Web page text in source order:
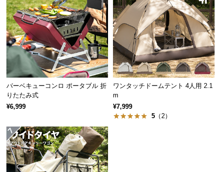
入
経
路
に
つ
て
返
品・
ャ
ン
セ
ル
バーベキューコンロ ポータブル 折
りたたみ式
¥6,999
ワンタッチドームテント 4人用 2.1
m
¥7,999
5 （2）